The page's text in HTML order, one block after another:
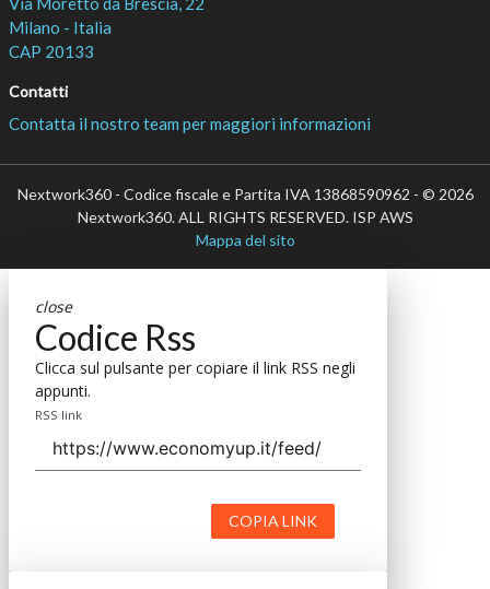
Milano - Italia
CAP 20133
Contatti
Contatta il nostro team per maggiori informazioni
Nextwork360 - Codice fiscale e Partita IVA 13868590962 - © 2026
Nextwork360. ALL RIGHTS RESERVED. ISP AWS
Mappa del sito
close
Codice Rss
Clicca sul pulsante per copiare il link RSS negli
appunti.
RSS link
COPIA LINK